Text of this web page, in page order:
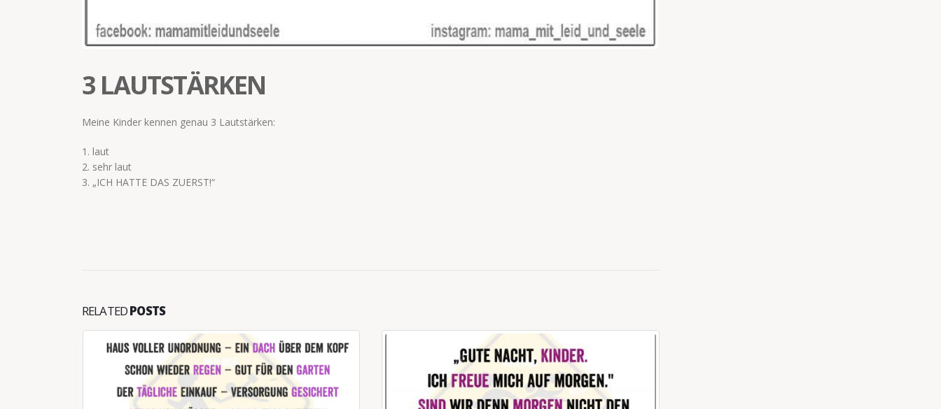
3 LAUTSTÄRKEN
Meine Kinder kennen genau 3 Lautstärken:
1. laut
2. sehr laut
3. „ICH HATTE DAS ZUERST!“
RELATEDPOSTS